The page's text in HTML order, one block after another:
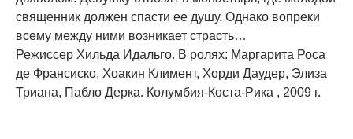
священник должен спасти ее душу. Однако вопреки
всему между ними возникает страсть…
Режиссер Хильда Идальго. В ролях: Маргарита Роса
де Франсиско, Хоакин Климент, Хорди Даудер, Элиза
Триана, Пабло Дерка. Колумбия-Коста-Рика , 2009 г.